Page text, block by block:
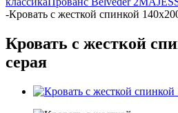
-Кровать с жесткой спинкой
Кровать с жесткой
серая